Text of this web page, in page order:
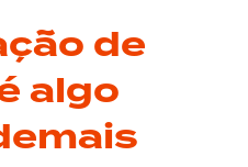
de
algo